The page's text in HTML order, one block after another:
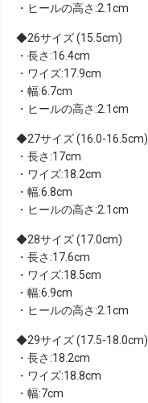
・ヒールの高さ:2.1cm
26サイズ (15.5cm)
・長さ:16.4cm
・ワイズ:17.9cm
・幅:6.7cm
・ヒールの高さ:2.1cm
27サイズ (16.0-16.5cm)
・長さ:17cm
・ワイズ:18.2cm
・幅:6.8cm
・ヒールの高さ:2.1cm
28サイズ (17.0cm)
・長さ:17.6cm
・ワイズ:18.5cm
・幅:6.9cm
・ヒールの高さ:2.1cm
29サイズ (17.5-18.0cm)
・長さ:18.2cm
・ワイズ:18.8cm
・幅:7cm